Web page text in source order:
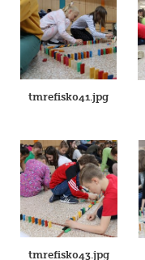
tmrefisk041.jpg
tmrefisk043.jpg